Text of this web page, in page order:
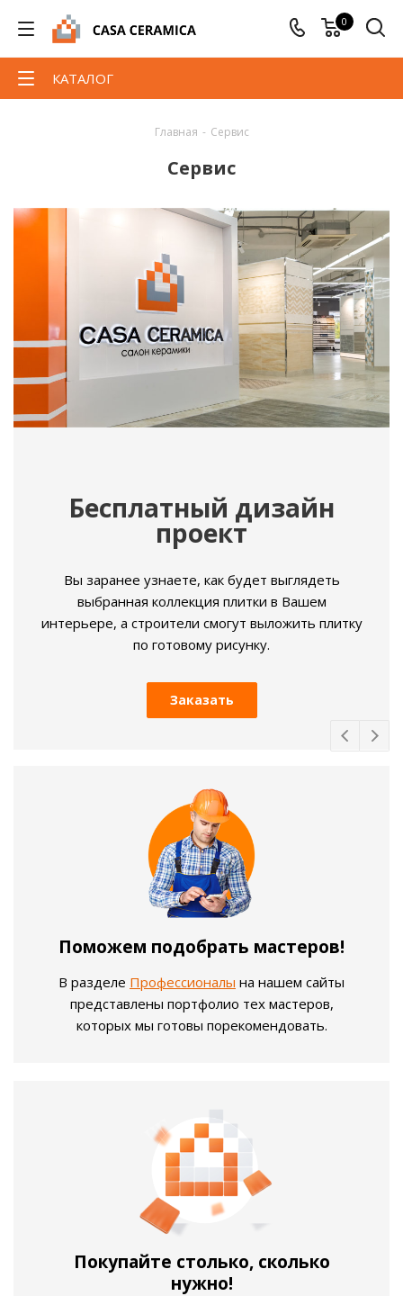
0
КАТАЛОГ
Главная - Сервис
Сервис
Бесплатный дизайн
проект
Вы заранее узнаете, как будет выглядеть
выбранная коллекция плитки в Вашем
интерьере, а строители смогут выложить плитку
по готовому рисунку.
Заказать
Поможем подобрать мастеров!
В разделе Профессионалы на нашем сайты
представлены портфолио тех мастеров,
которых мы готовы порекомендовать.
Покупайте столько, сколько
нужно!